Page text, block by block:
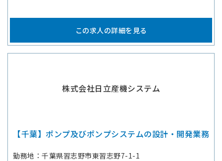
この求人の詳細を見る
株式会社日立産機システム
【千葉】ポンプ及びポンプシステムの設計・開発業務
勤務地
千葉県習志野市東習志野7-1-1